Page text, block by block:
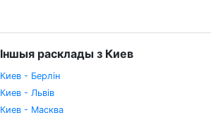
Іншыя расклады з Киев
Киев - Берлін
Киев - Львів
Киев - Масква